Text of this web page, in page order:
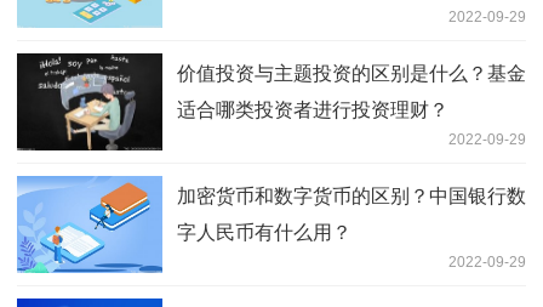
2022-09-29
价值投资与主题投资的区别是什么？基金
适合哪类投资者进行投资理财？
2022-09-29
加密货币和数字货币的区别？中国银行数
字人民币有什么用？
2022-09-29